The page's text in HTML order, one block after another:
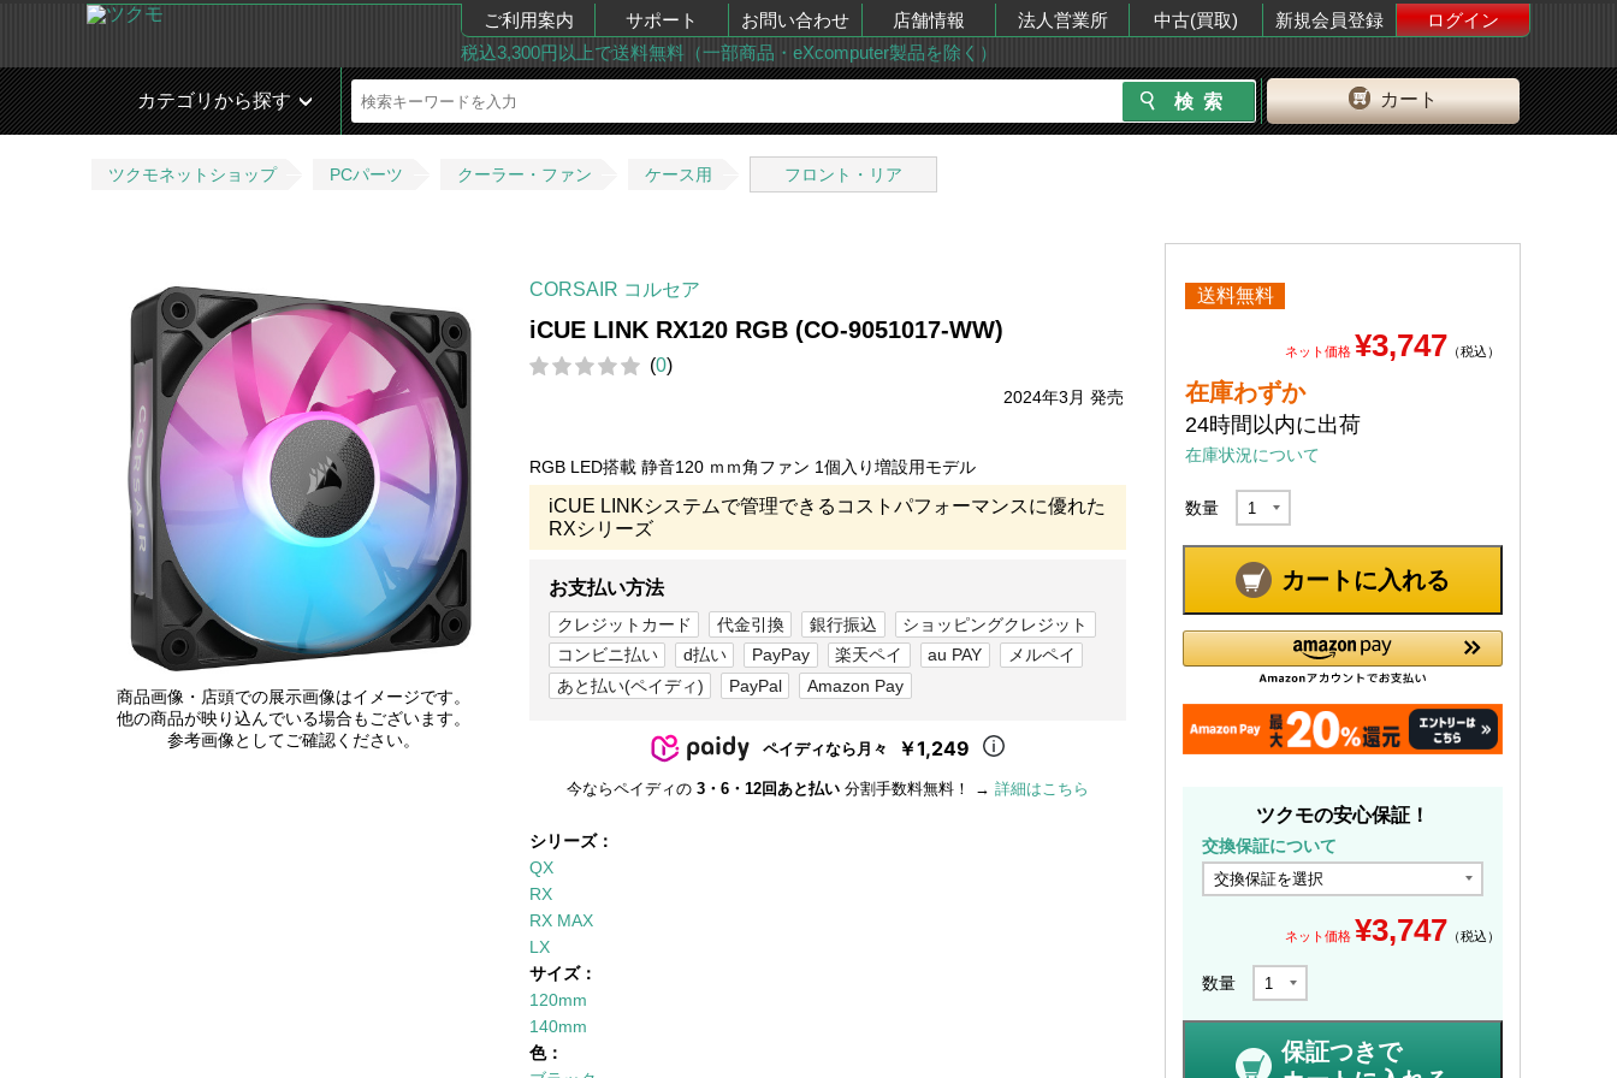
ご利用案内 サポート お問い合わせ 店舗情報 法人営業所 中古(買取) 新規会員登録
ログイン
税込3,300円以上で送料無料（一部商品・eXcomputer製品を除く）
カート
カテゴリから探す
ツクモネットショップ PCパーツ クーラー・ファン ケース用 フロント・リア
商品画像・店頭での展示画像はイメージです。
他の商品が映り込んでいる場合もございます。
参考画像としてご確認ください。
CORSAIR コルセア
iCUE LINK RX120 RGB (CO-9051017-WW)
(0)
2024年3月 発売
RGB LED搭載 静音120 ｍｍ角ファン 1個入り増設用モデル
iCUE LINKシステムで管理できるコストパフォーマンスに優れた
RXシリーズ
お支払い方法
クレジットカード 代金引換 銀行振込
ショッピングクレジット
コンビニ払い
d払い PayPay 楽天ペイ au PAY
メルペイ
あと払い(ペイディ)
PayPal Amazon Pay
ペイディなら月々 ￥1,249
今ならペイディの 3・6・12回あと払い 分割手数料無料！ → 詳細はこちら
シリーズ：
QX
RX
RX MAX
LX
サイズ：
120mm
140mm
色：
送料無料
ネット価格 ¥3,747 （税込）
在庫わずか
24時間以内に出荷
在庫状況について
数量
カートに入れる
ツクモの安心保証！
交換保証について
ネット価格 ¥3,747 （税込）
数量
保証つきで